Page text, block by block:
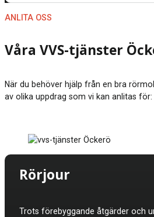
Våra VVS-tjänster
När du behöver hjälp från en bra
av olika uppdrag som vi kan anlitas för:
ANLITA OSS
Rörjour
Trots förebyggande åtgärder och